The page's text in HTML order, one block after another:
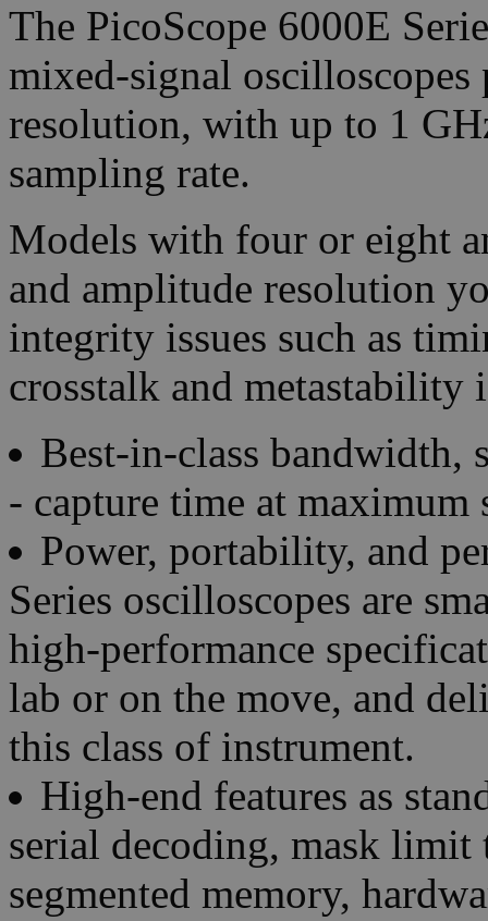
The PicoScope 6000E
mixed-signal
resolution, with up to 1
sampling rate.
Models with four or eight
and amplitude resolution
integrity issues such as
crosstalk and metastability
Best-in-class bandwidth,
- capture time at maximum
Power, portability, and
Series oscilloscopes are
high-performance
lab or on the move, and
this class of instrument.
High-end features as
serial decoding, mask limit
segmented memory,